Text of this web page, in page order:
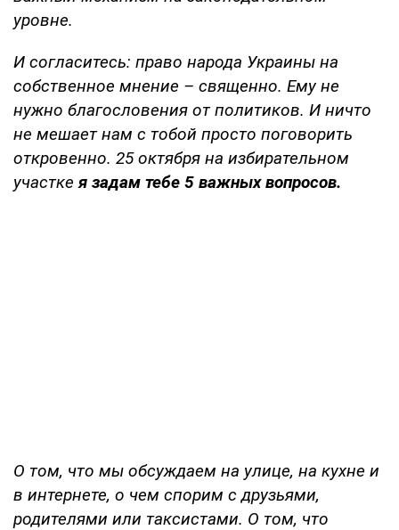
уровне.
И согласитесь: право народа Украины на
собственное мнение – священно. Ему не
нужно благословения от политиков. И ничто
не мешает нам с тобой просто поговорить
откровенно. 25 октября на избирательном
участкея задам тебе 5 важных вопросов.
О том, что мы обсуждаем на улице, на кухне и
в интернете, о чем спорим с друзьями,
родителями или таксистами. О том, что